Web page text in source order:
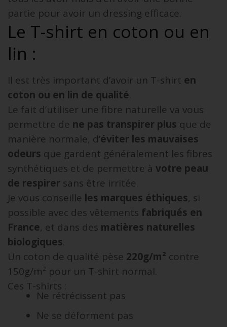
partie pour avoir un dressing efficace.
Le T-shirt en coton ou en
lin :
Il est très important d’avoir un T-shirt en
coton ou en lin de qualité.
Le fait d’utiliser une fibre naturelle va vous
permettre de ne pas transpirer plus que de
manière normale, d’éviter les mauvaises
odeurs que gardent généralement les fibres
synthétiques et de permettre à votre peau
de respirer sans être irritée.
Je vous conseille les marques éthiques, si
possible avec des vêtements fabriqués en
France, et dans des matières naturelles
biologiques.
Un coton de qualité pèse 220g/m² contre
150g/m² pour un T-shirt normal.
Ces T-shirts :
Ne rétrécissent pas
Ne se déforment pas